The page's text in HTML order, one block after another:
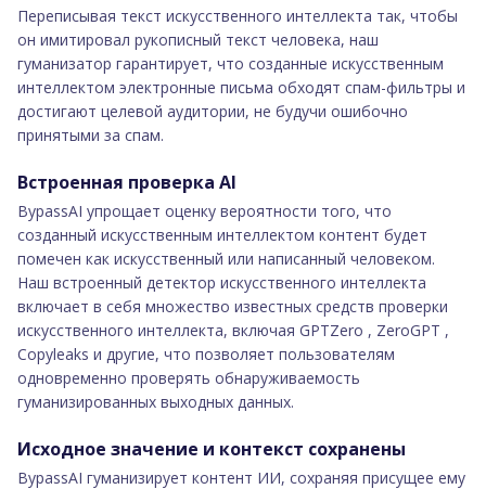
Переписывая текст искусственного интеллекта так, чтобы
он имитировал рукописный текст человека, наш
гуманизатор гарантирует, что созданные искусственным
интеллектом электронные письма обходят спам-фильтры и
достигают целевой аудитории, не будучи ошибочно
принятыми за спам.
Встроенная проверка AI
BypassAI упрощает оценку вероятности того, что
созданный искусственным интеллектом контент будет
помечен как искусственный или написанный человеком.
Наш встроенный детектор искусственного интеллекта
включает в себя множество известных средств проверки
искусственного интеллекта, включая GPTZero , ZeroGPT ,
Copyleaks и другие, что позволяет пользователям
одновременно проверять обнаруживаемость
гуманизированных выходных данных.
Исходное значение и контекст сохранены
BypassAI гуманизирует контент ИИ, сохраняя присущее ему